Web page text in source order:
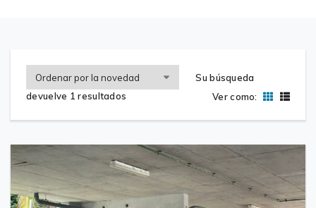
Su búsqueda
devuelve 1 resultados
Ver como: